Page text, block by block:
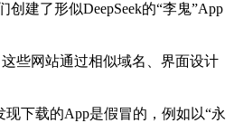
建了形似DeepSeek的“李鬼”App
些网站通过相似域名、界面设计
下载的App是假冒的，例如以“永